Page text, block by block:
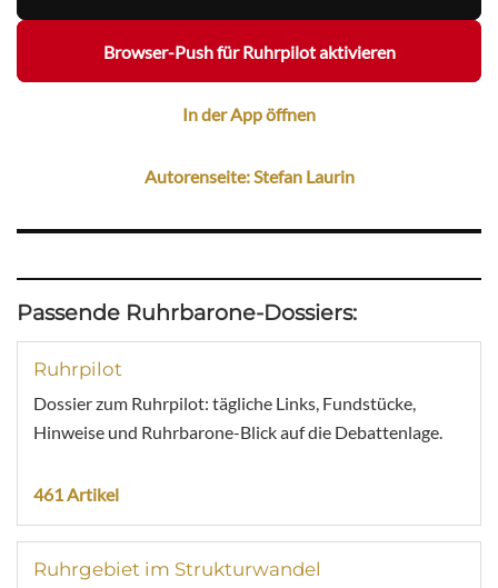
Browser-Push für Ruhrpilot aktivieren
In der App öffnen
Autorenseite: Stefan Laurin
Passende Ruhrbarone-Dossiers:
Ruhrpilot
Dossier zum Ruhrpilot: tägliche Links, Fundstücke,
Hinweise und Ruhrbarone-Blick auf die Debattenlage.
461 Artikel
Ruhrgebiet im Strukturwandel